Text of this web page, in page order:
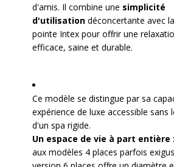
d'amis. Il combine une simplicité
d'utilisationdéconcertante avec
pointe Intex pour offrir une
efficace, saine et durable.
Ce modèle se distingue par sa
expérience de luxe accessible sans
d'un spa rigide.
Un espace de vie à part entière :
aux modèles 4 places parfois